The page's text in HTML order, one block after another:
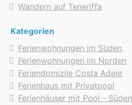
Wandern auf Teneriffa
Kategorien
Ferienwohnungen im Süden
Ferienwohnungen im Norden
Feriendomizile Costa Adeje
Ferienhaus mit Privatpool
Ferienhäuser mit Pool - Süden